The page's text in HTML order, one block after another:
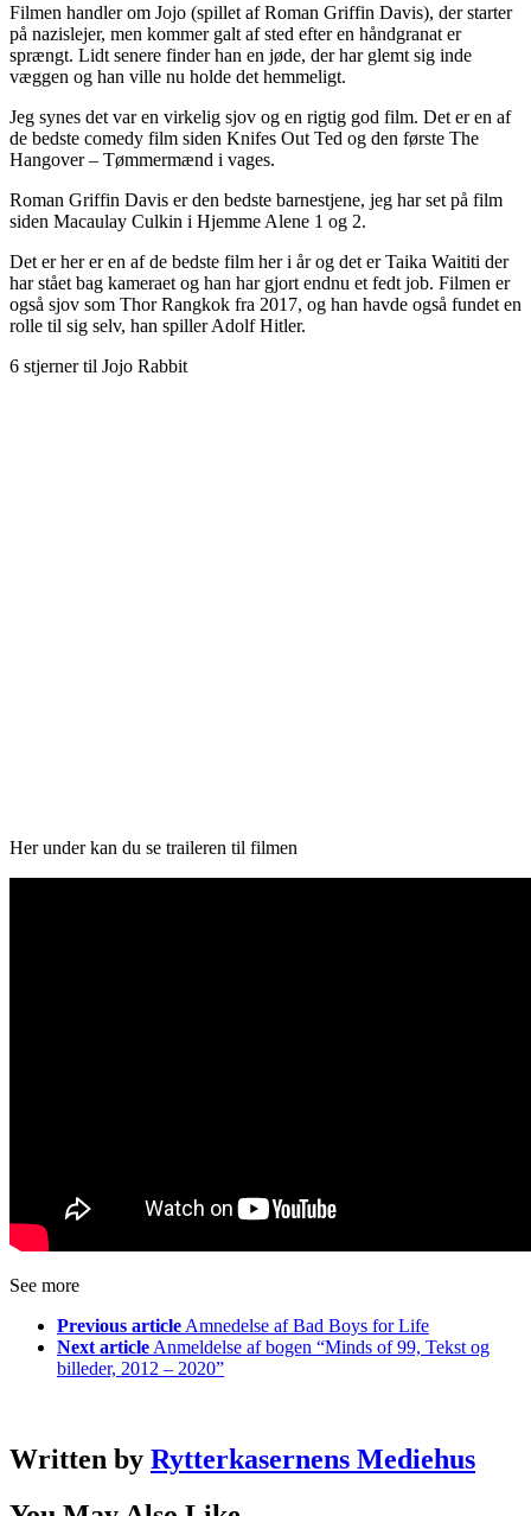
Filmen handler om Jojo (spillet af Roman Griffin Davis), der starter
på nazislejer, men kommer galt af sted efter en håndgranat er
sprængt. Lidt senere finder han en jøde, der har glemt sig inde
væggen og han ville nu holde det hemmeligt.
Jeg synes det var en virkelig sjov og en rigtig god film. Det er en af
de bedste comedy film siden Knifes Out Ted og den første The
Hangover – Tømmermænd i vages.
Roman Griffin Davis er den bedste barnestjene, jeg har set på film
siden Macaulay Culkin i Hjemme Alene 1 og 2.
Det er her er en af de bedste film her i år og det er Taika Waititi der
har stået bag kameraet og han har gjort endnu et fedt job. Filmen er
også sjov som Thor Rangkok fra 2017, og han havde også fundet en
rolle til sig selv, han spiller Adolf Hitler.
6 stjerner til Jojo Rabbit
Her under kan du se traileren til filmen
See more
Previous article Amnedelse af Bad Boys for Life
Next article Anmeldelse af bogen “Minds of 99, Tekst og
billeder, 2012 – 2020”
Written by Rytterkasernens Mediehus